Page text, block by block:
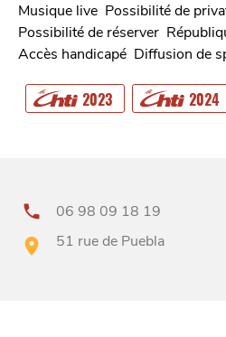
Musique live Possibilité de
Possibilité de réserver
Accès handicapé Diffusion de
2023 2024
06 98 09 18 19
51 rue de Puebla
CHTITE
CANAILLE